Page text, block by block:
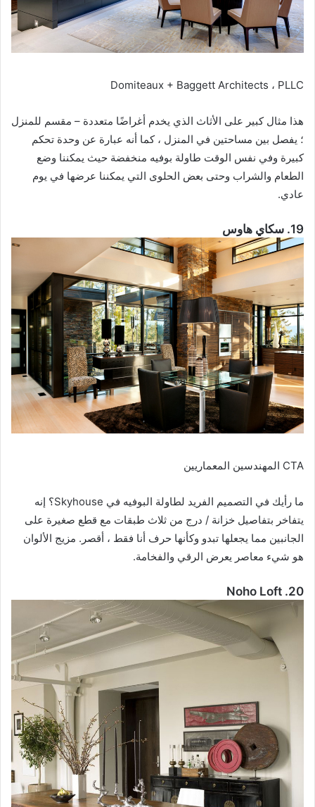
Domiteaux + Baggett Architects ، PLLC
هذا مثال كبير على الأثاث الذي يخدم أغراضًا متعددة – مقسم للمنزل
؛ يفصل بين مساحتين في المنزل ، كما أنه عبارة عن وحدة تحكم
كبيرة وفي نفس الوقت طاولة بوفيه منخفضة حيث يمكننا وضع
الطعام والشراب وحتى بعض الحلوى التي يمكننا عرضها في يوم
عادي.
19. سكاي هاوس
CTA المهندسين المعماريين
ما رأيك في التصميم الفريد لطاولة البوفيه في Skyhouse؟ إنه
يتفاخر بتفاصيل خزانة / درج من ثلاث طبقات مع قطع صغيرة على
الجانبين مما يجعلها تبدو وكأنها حرف أنا فقط ، أقصر. مزيج الألوان
هو شيء معاصر يعرض الرقي والفخامة.
20. Noho Loft